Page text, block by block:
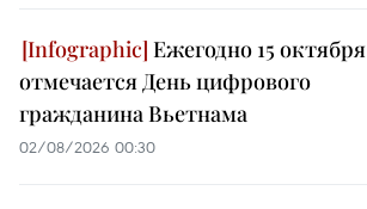
Ежегодно 15 октября
отмечается День цифрового
гражданина Вьетнама
02/08/2026 00:30